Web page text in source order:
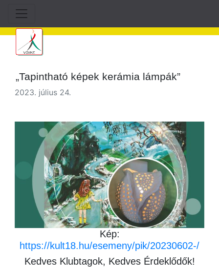
„Tapintható képek kerámia lámpák”
2023. július 24.
Kép:
https://kult18.hu/esemeny/pik/20230602-/
Kedves Klubtagok, Kedves Érdeklődők!